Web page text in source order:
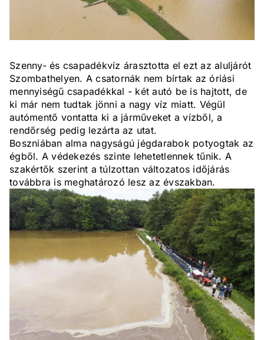
Szenny- és csapadékvíz árasztotta el ezt az aluljárót
Szombathelyen. A csatornák nem bírtak az óriási
mennyiségű csapadékkal - két autó be is hajtott, de
ki már nem tudtak jönni a nagy víz miatt. Végül
autómentő vontatta ki a járműveket a vízből, a
rendőrség pedig lezárta az utat.
Boszniában alma nagyságú jégdarabok potyogtak az
égből. A védekezés szinte lehetetlennek tűnik. A
szakértők szerint a túlzottan változatos időjárás
továbbra is meghatározó lesz az évszakban.